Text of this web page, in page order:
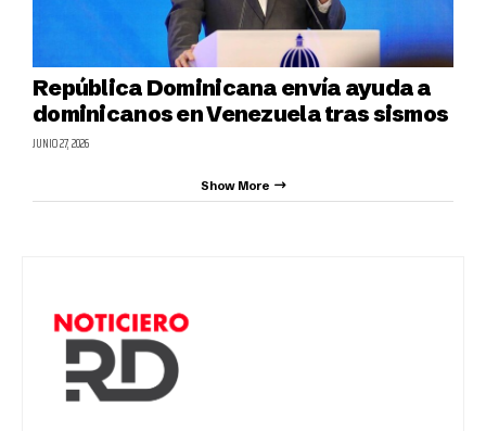
República Dominicana envía ayuda a
dominicanos en Venezuela tras sismos
JUNIO 27, 2026
Show More